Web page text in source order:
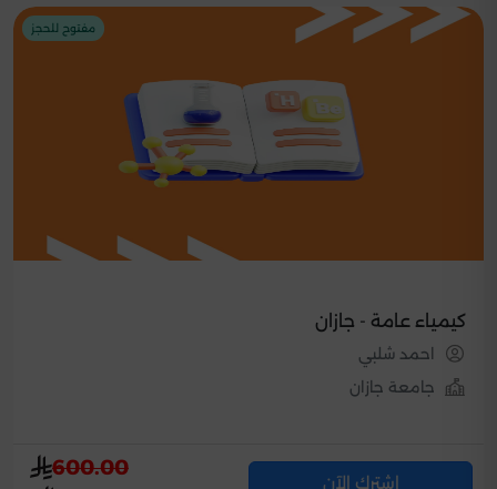
مفتوح للحجز
كيمياء عامة - جازان
احمد شلبي
جامعة جازان
اشترك الآن
600.00